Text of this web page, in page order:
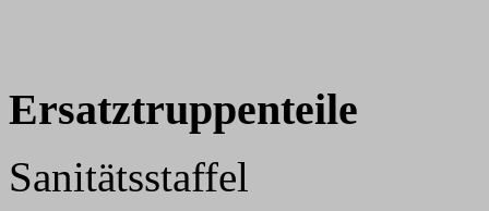
Ersatztruppenteile
Sanitätsstaffel